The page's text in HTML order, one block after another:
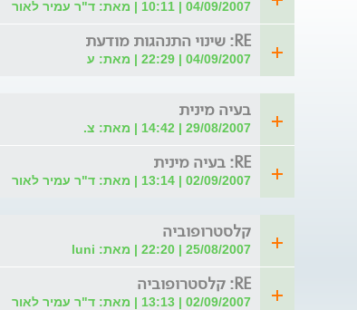
04/09/2007 | 10:11 | מאת: ד"ר עמיר לאור
RE: שינוי התנהגות מודעת
04/09/2007 | 22:29 | מאת: ע
בעיה מינית
29/08/2007 | 14:42 | מאת: צ.
RE: בעיה מינית
02/09/2007 | 13:14 | מאת: ד"ר עמיר לאור
קלסטרופוביה
25/08/2007 | 22:20 | מאת: luni
RE: קלסטרופוביה
02/09/2007 | 13:13 | מאת: ד"ר עמיר לאור